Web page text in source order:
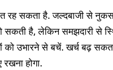
रह सकता है. जल्दबाजी से
सकती है, लेकिन समझदारी से
को उभारने से बचें. खर्च बढ़
होगा.